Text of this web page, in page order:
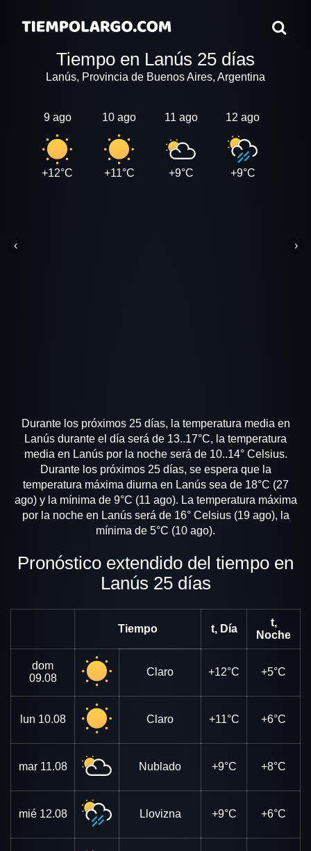
Tiempo en Lanús 25 días
Lanús, Provincia de Buenos Aires, Argentina
9 ago
+12°C
10 ago
+11°C
11 ago
+9°C
12 ago
+9°C
‹ ›
Durante los próximos 25 días, la temperatura media en
Lanús durante el día será de 13..17°C, la temperatura
media en Lanús por la noche será de 10..14° Celsius.
Durante los próximos 25 días, se espera que la
temperatura máxima diurna en Lanús sea de 18°C (27
ago) y la mínima de 9°C (11 ago). La temperatura máxima
por la noche en Lanús será de 16° Celsius (19 ago), la
mínima de 5°C (10 ago).
Pronóstico extendido del tiempo en
Lanús 25 días
Tiempo t, Día
t,
Noche
dom
09.08
Claro +12°C +5°C
lun 10.08 Claro +11°C +6°C
mar 11.08 Nublado +9°C +8°C
mié 12.08 Llovizna +9°C +6°C